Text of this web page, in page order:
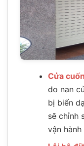
Cửa
do nan
bị biến
sẽ chỉnh
vận hành